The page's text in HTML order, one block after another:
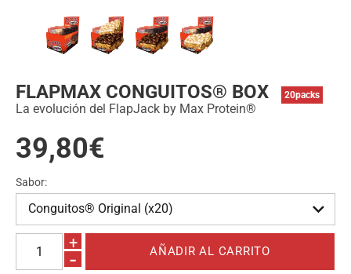
FLAPMAX CONGUITOS® BOX 20packs
La evolución del FlapJack by Max Protein®
39,80€
Sabor:
+
-